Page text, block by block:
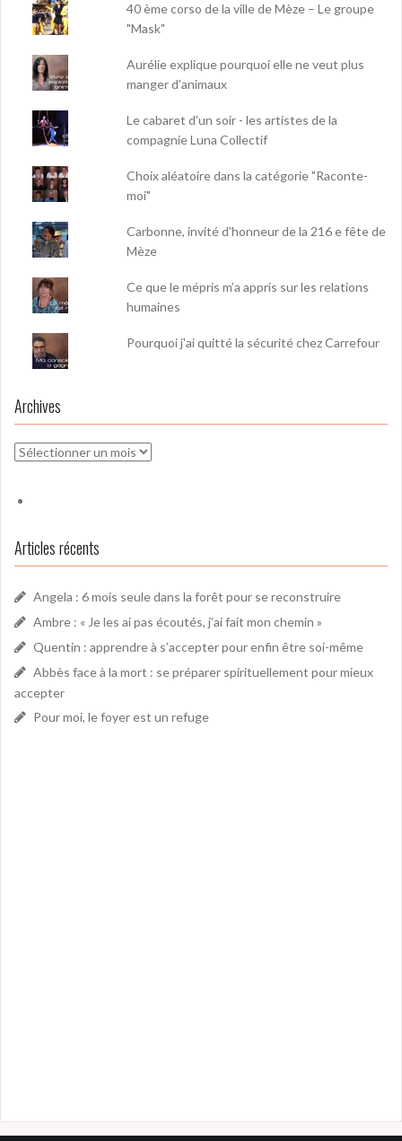
40 ème corso de la ville de Mèze – Le groupe
"Mask"
Aurélie explique pourquoi elle ne veut plus
manger d’animaux
Le cabaret d'un soir - les artistes de la
compagnie Luna Collectif
Choix aléatoire dans la catégorie "Raconte-
moi"
Carbonne, invité d'honneur de la 216 e fête de
Mèze
Ce que le mépris m’a appris sur les relations
humaines
Pourquoi j'ai quitté la sécurité chez Carrefour
Archives
Archives
Articles récents
Angela : 6 mois seule dans la forêt pour se reconstruire
Ambre : « Je les ai pas écoutés, j’ai fait mon chemin »
Quentin : apprendre à s’accepter pour enfin être soi-même
Abbès face à la mort : se préparer spirituellement pour mieux
accepter
Pour moi, le foyer est un refuge